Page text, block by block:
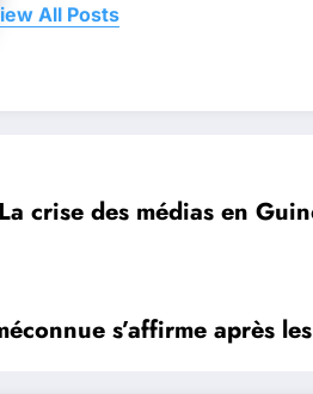
All Posts
La crise des médias en
s’affirme après